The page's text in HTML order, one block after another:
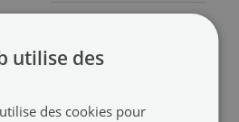
utilise des
des cookies pour